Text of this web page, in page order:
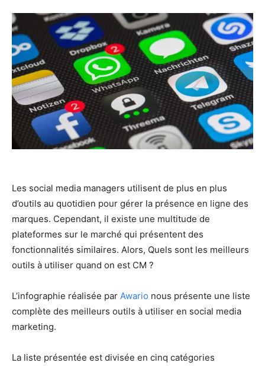
Les social media managers utilisent de plus en plus
d’outils au quotidien pour gérer la présence en ligne des
marques. Cependant, il existe une multitude de
plateformes sur le marché qui présentent des
fonctionnalités similaires. Alors, Quels sont les meilleurs
outils à utiliser quand on est CM ?
L’infographie réalisée par Awario nous présente une liste
complète des meilleurs outils à utiliser en social media
marketing.
La liste présentée est divisée en cinq catégories